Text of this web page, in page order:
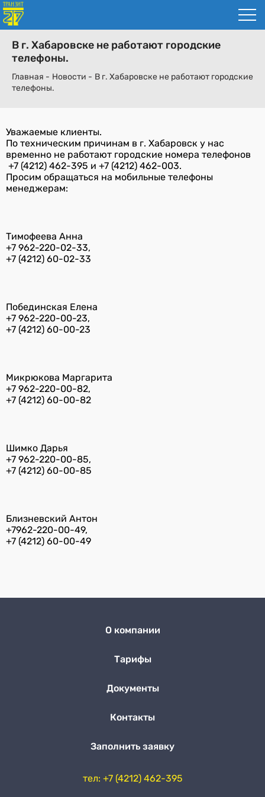
В г. Хабаровске не работают городские
телефоны.
Главная - Новости - В г. Хабаровске не работают городские
телефоны.
Уважаемые клиенты.
По техническим причинам в г. Хабаровск у нас
временно не работают городские номера телефонов
+7 (4212) 462-395 и +7 (4212) 462-003.
Просим обращаться на мобильные телефоны
менеджерам:
Тимофеева Анна
+7 962-220-02-33,
+7 (4212) 60-02-33
Побединская Елена
+7 962-220-00-23,
+7 (4212) 60-00-23
Микрюкова Маргарита
+7 962-220-00-82,
+7 (4212) 60-00-82
Шимко Дарья
+7 962-220-00-85,
+7 (4212) 60-00-85
Близневский Антон
+7962-220-00-49,
+7 (4212) 60-00-49
О компании
Тарифы
Документы
Контакты
Заполнить заявку
тел: +7 (4212) 462-395